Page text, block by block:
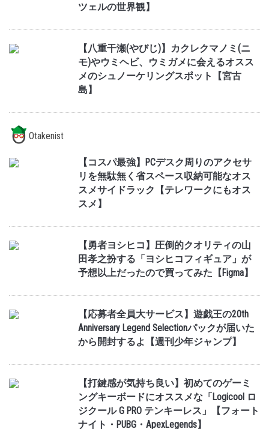
ツェルの世界観】
【八重干瀬(やびじ)】カクレクマノミ(ニ
モ)やウミヘビ、ウミガメに会えるオスス
メのシュノーケリングスポット【宮古
島】
Otakenist
【コスパ最強】PCデスク周りのアクセサ
リを無駄無く省スペース収納可能なオス
スメサイドラック【テレワークにもオス
スメ】
【勇者ヨシヒコ】圧倒的クオリティの山
田孝之扮する「ヨシヒコフィギュア」が
予想以上だったので買ってみた【Figma】
【応募者全員大サービス】遊戯王の20th
Anniversary Legend Selectionパックが届いた
から開封するよ【週刊少年ジャンプ】
【打鍵感が気持ち良い】初めてのゲーミ
ングキーボードにオススメな「Logicool ロ
ジクール G PRO テンキーレス」【フォート
ナイト・PUBG・ApexLegends】